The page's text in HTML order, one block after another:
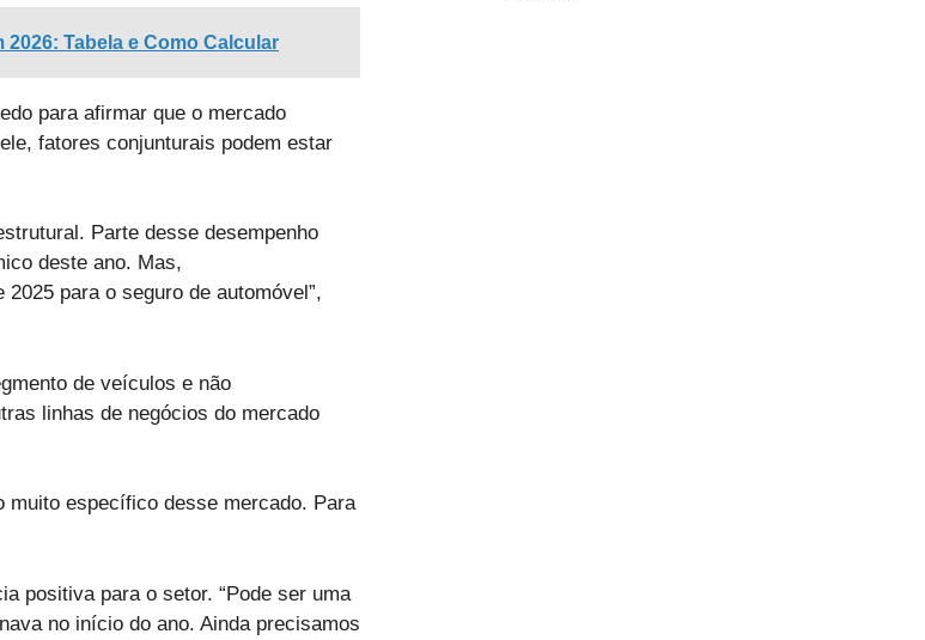
Tabela e Como Calcular
para afirmar que o mercado
fatores conjunturais podem estar
Parte desse desempenho
deste ano. Mas,
para o seguro de automóvel”,
de veículos e não
linhas de negócios do mercado
muito específico desse mercado. Para
positiva para o setor. “Pode ser uma
no início do ano. Ainda precisamos